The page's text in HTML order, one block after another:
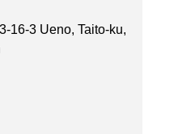
16-3 Ueno, Taito-ku,